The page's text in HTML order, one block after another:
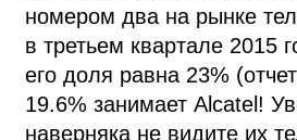
номером два на рынке
в третьем квартале 2015
его доля равна 23%
19.6% занимает Alcatel!
наверняка не видите их